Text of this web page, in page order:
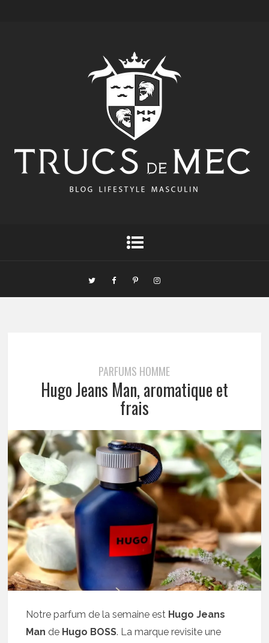
PARFUMS HOMME
Hugo Jeans Man, aromatique et
frais
Notre parfum de la semaine est Hugo Jeans
Man de Hugo BOSS. La marque revisite une